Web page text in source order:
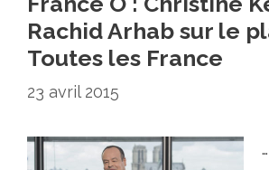
Rachid Arhab sur le
Toutes les France
23 avril 2015
…